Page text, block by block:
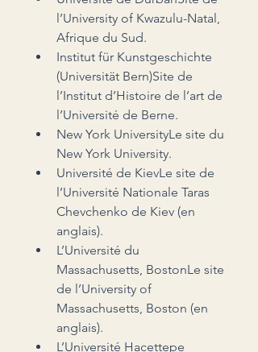
l’University of Kwazulu-Natal,
Afrique du Sud.
Institut für Kunstgeschichte
(Universität Bern)Site de
l’Institut d’Histoire de l’art de
l’Université de Berne.
New York UniversityLe site du
New York University.
Université de KievLe site de
l’Université Nationale Taras
Chevchenko de Kiev (en
anglais).
L’Université du
Massachusetts, BostonLe site
de l’University of
Massachusetts, Boston (en
anglais).
L’Université Hacettepe